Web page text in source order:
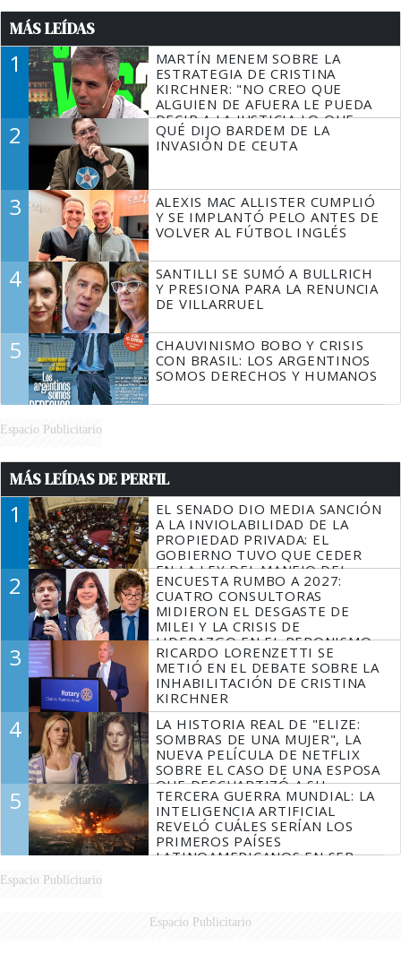
MÁS LEÍDAS
1
MARTÍN MENEM SOBRE LA
ESTRATEGIA DE CRISTINA
KIRCHNER: "NO CREO QUE
ALGUIEN DE AFUERA LE PUEDA
DECIR A LA JUSTICIA LO QUE
TIENE QUE HACER"
2
QUÉ DIJO BARDEM DE LA
INVASIÓN DE CEUTA
3
ALEXIS MAC ALLISTER CUMPLIÓ
Y SE IMPLANTÓ PELO ANTES DE
VOLVER AL FÚTBOL INGLÉS
4
SANTILLI SE SUMÓ A BULLRICH
Y PRESIONA PARA LA RENUNCIA
DE VILLARRUEL
5
CHAUVINISMO BOBO Y CRISIS
CON BRASIL: LOS ARGENTINOS
SOMOS DERECHOS Y HUMANOS
Espacio Publicitario
MÁS LEÍDAS DE PERFIL
1
EL SENADO DIO MEDIA SANCIÓN
A LA INVIOLABILIDAD DE LA
PROPIEDAD PRIVADA: EL
GOBIERNO TUVO QUE CEDER
EN LA LEY DEL MANEJO DEL
FUEGO
2
ENCUESTA RUMBO A 2027:
CUATRO CONSULTORAS
MIDIERON EL DESGASTE DE
MILEI Y LA CRISIS DE
LIDERAZGO EN EL PERONISMO
3
RICARDO LORENZETTI SE
METIÓ EN EL DEBATE SOBRE LA
INHABILITACIÓN DE CRISTINA
KIRCHNER
4
LA HISTORIA REAL DE "ELIZE:
SOMBRAS DE UNA MUJER", LA
NUEVA PELÍCULA DE NETFLIX
SOBRE EL CASO DE UNA ESPOSA
QUE DESCUARTIZÓ A SU
MARIDO
5
TERCERA GUERRA MUNDIAL: LA
INTELIGENCIA ARTIFICIAL
REVELÓ CUÁLES SERÍAN LOS
PRIMEROS PAÍSES
LATINOAMERICANOS EN SER
Espacio Publicitario
Espacio Publicitario